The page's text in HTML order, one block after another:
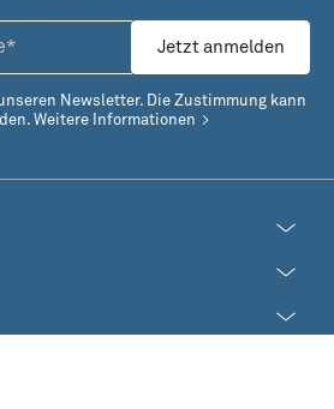
Jetzt anmelden
Newsletter. Die Zustimmung kann
Weitere Informationen